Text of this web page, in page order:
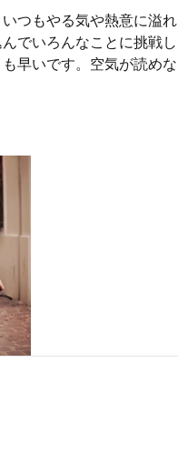
つもやる気や熱意に溢れ
でいろんなことに挑戦し
早いです。空気が読めな